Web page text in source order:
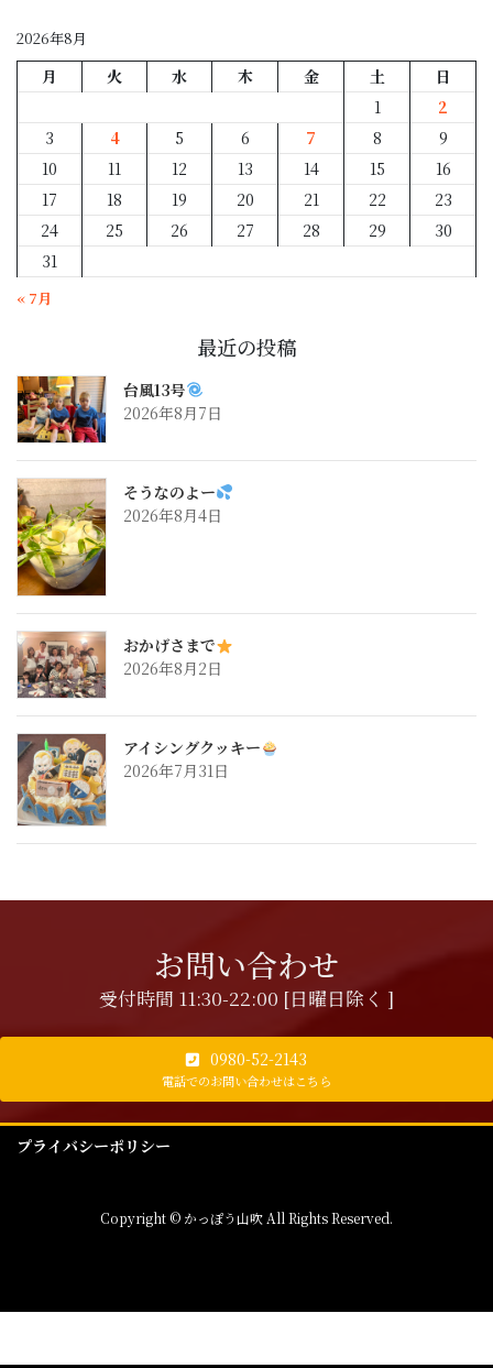
2026年8月
月 火 水 木 金 土
日
1
2
3
4 5 6 7 8
9
10
11 12 13 14 15
16
17
18 19 20 21 22
23
24
25 26 27 28 29
30
31
« 7月
最近の投稿
台風13号
2026年8月7日
そうなのよー
2026年8月4日
おかげさまで
2026年8月2日
アイシングクッキー
2026年7月31日
お問い合わせ
受付時間 11:30-22:00 [日曜日除く ]
0980-52-2143
電話でのお問い合わせはこちら
プライバシーポリシー
Copyright © かっぽう山吹 All Rights Reserved.